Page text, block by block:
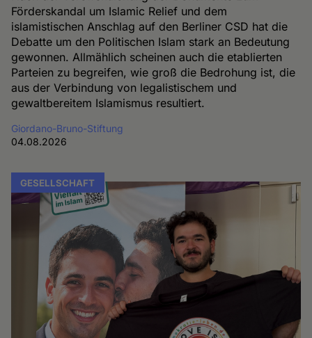
Förderskandal um Islamic Relief und dem
islamistischen Anschlag auf den Berliner CSD hat die
Debatte um den Politischen Islam stark an Bedeutung
gewonnen. Allmählich scheinen auch die etablierten
Parteien zu begreifen, wie groß die Bedrohung ist, die
aus der Verbindung von legalistischem und
gewaltbereitem Islamismus resultiert.
Giordano-Bruno-Stiftung
04.08.2026
GESELLSCHAFT